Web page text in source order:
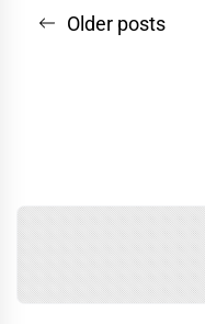
Navegação
Older posts